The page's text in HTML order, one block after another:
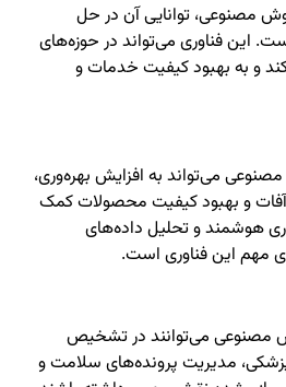
مصنوعی، توانایی آن در حل
این فناوری می‌تواند در حوزه‌های
و به بهبود کیفیت خدمات و
می‌تواند به افزایش بهره‌وری،
آفات و بهبود کیفیت محصولات کمک
هوشمند و تحلیل داده‌های
مهم این فناوری است.
مصنوعی می‌توانند در تشخیص
مدیریت پرونده‌های سلامت و